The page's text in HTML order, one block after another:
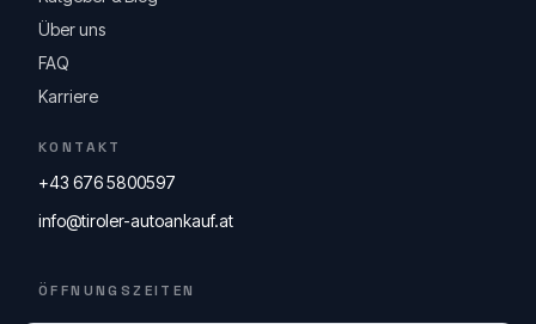
Über uns
FAQ
Karriere
KONTAKT
+43 676 5800597
info@tiroler-autoankauf.at
ÖFFNUNGSZEITEN